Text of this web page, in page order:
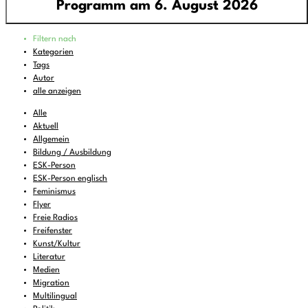
Programm am 6. August 2026
01:45
04:00 - 06:00
06:00
07:00
08:00 - 08:30 KulturTon
08:30 - 09:00 Musik zum Aufstehen oder Liegenbleiben
09:00
11:00 - 11:06
11:06 - 12:00
12:00
13:00 - 13:06
Filtern nach
Kategorien
Tags
Autor
alle anzeigen
Alle
Aktuell
Allgemein
Bildung / Ausbildung
ESK-Person
ESK-Person englisch
Feminismus
Flyer
Freie Radios
Freifenster
Kunst/Kultur
Literatur
Medien
Migration
Multilingual